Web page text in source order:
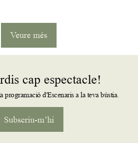
Veure més
cap espectacle!
programació d'Escenaris a la teva bústia.
Subscriu-m’hi